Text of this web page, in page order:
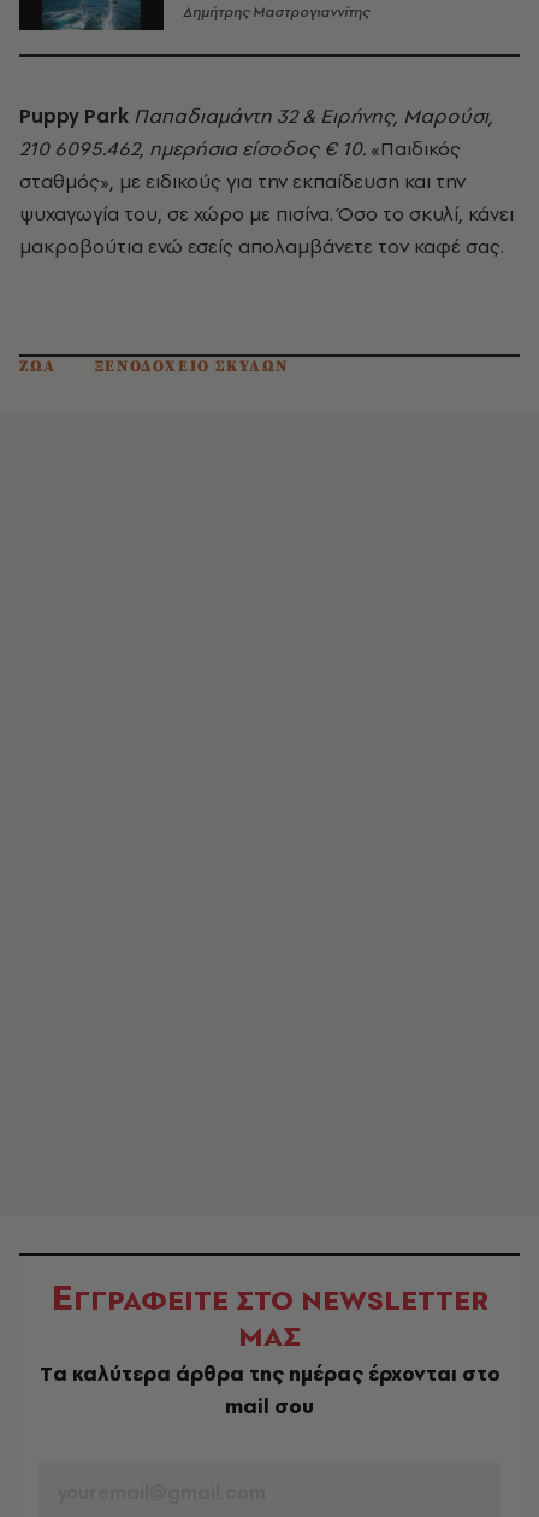
Δημήτρης Μαστρογιαννίτης
Puppy Park Παπαδιαμάντη 32 & Ειρήνης, Μαρούσι,
210 6095.462, ημερήσια είσοδος € 10. «Παιδικός
σταθμός», με ειδικούς για την εκπαίδευση και την
ψυχαγωγία του, σε χώρο με πισίνα. Όσο το σκυλί, κάνει
μακροβούτια ενώ εσείς απολαμβάνετε τον καφέ σας.
ΖΩΑ ΞΕΝΟΔΟΧΕΙΟ ΣΚΥΛΩΝ
ΕΓΓΡΑΦΕΙΤΕ ΣΤΟ NEWSLETTER
ΜΑΣ
Tα καλύτερα άρθρα της ημέρας έρχονται στο
mail σου